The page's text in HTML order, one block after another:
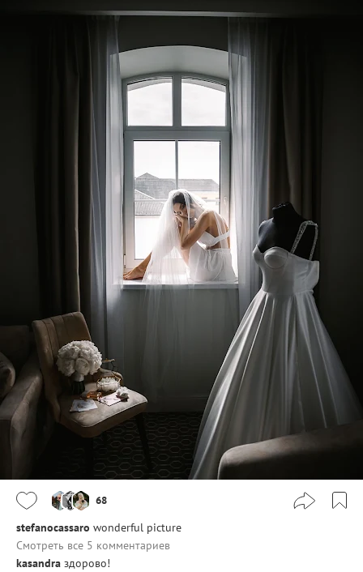
68
stefanocassaro wonderful picture
Смотреть все 5 комментариев
kasandra здорово!